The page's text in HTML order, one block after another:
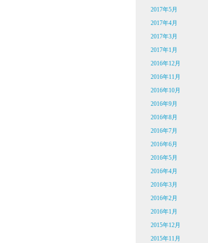
2017年5月
2017年4月
2017年3月
2017年1月
2016年12月
2016年11月
2016年10月
2016年9月
2016年8月
2016年7月
2016年6月
2016年5月
2016年4月
2016年3月
2016年2月
2016年1月
2015年12月
2015年11月